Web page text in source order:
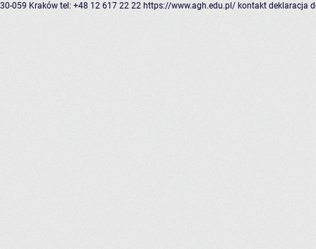
30-059 Kraków tel: +48 12 617 22 22 https://www.agh.edu.pl/ kontakt deklaracja